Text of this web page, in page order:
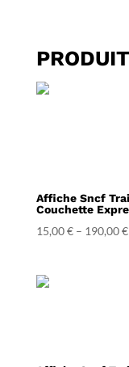
Affiche Sncf
Couchette
15,00€– 190,00€